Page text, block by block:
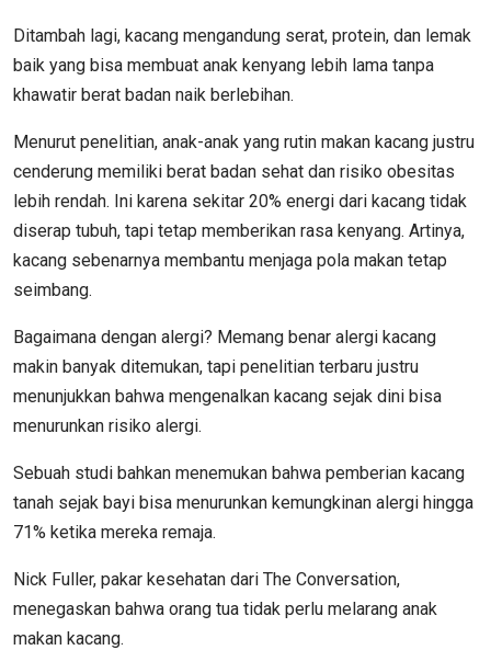
Ditambah lagi, kacang mengandung serat, protein, dan lemak
baik yang bisa membuat anak kenyang lebih lama tanpa
khawatir berat badan naik berlebihan.
Menurut penelitian, anak-anak yang rutin makan kacang justru
cenderung memiliki berat badan sehat dan risiko obesitas
lebih rendah. Ini karena sekitar 20% energi dari kacang tidak
diserap tubuh, tapi tetap memberikan rasa kenyang. Artinya,
kacang sebenarnya membantu menjaga pola makan tetap
seimbang.
Bagaimana dengan alergi? Memang benar alergi kacang
makin banyak ditemukan, tapi penelitian terbaru justru
menunjukkan bahwa mengenalkan kacang sejak dini bisa
menurunkan risiko alergi.
Sebuah studi bahkan menemukan bahwa pemberian kacang
tanah sejak bayi bisa menurunkan kemungkinan alergi hingga
71% ketika mereka remaja.
Nick Fuller, pakar kesehatan dari The Conversation,
menegaskan bahwa orang tua tidak perlu melarang anak
makan kacang.